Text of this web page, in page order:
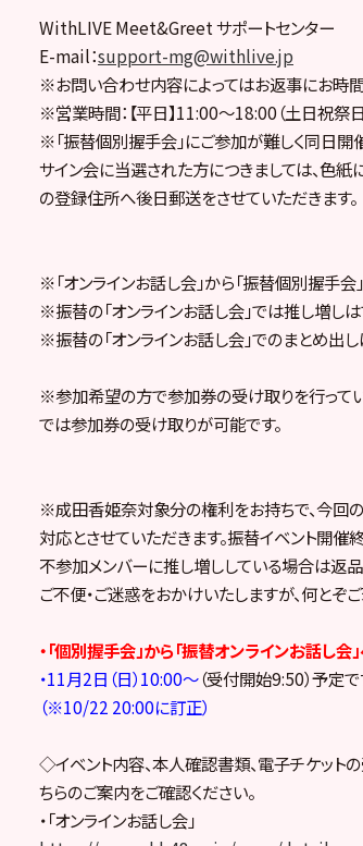
WithLIVE Meet&Greet サポートセンター
E-mail：support-mg@withlive.jp
※お問い合わせ内容によってはお返事にお時間
※営業時間：【平日】11:00〜18:00（土日祝祭日
※「振替個別握手会」にご参加が難しく同日開
サイン会に当選された方につきましては、色
の登録住所へ後日郵送をさせていただきます。
※「オンラインお話し会」から「振替個別握手
※振替の「オンラインお話し会」では推し増しは
※振替の「オンラインお話し会」でのまとめ出
※参加希望の方で参加券の受け取りを行って
では参加券の受け取りが可能です。
※成田香姫奈対象分の権利をお持ちで、今回
対応とさせていただきます。振替イベント開催
不参加メンバーに推し増ししている場合は返
ご不便・ご迷惑をおかけいたしますが、何とぞ
・「個別握手会」から「振替オンラインお話し
・11月2日（日）10:00〜（受付開始9:50）予定で
（※10/22 20:00に訂正）
◇イベント内容、本人確認書類、電子チケット
ちらのご案内をご確認ください。
・「オンラインお話し会」